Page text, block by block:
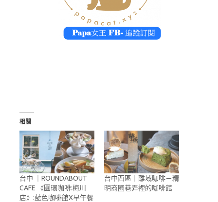
相關
台中 ｜ROUNDABOUT
CAFE 《圓環咖啡:梅川
店》:藍色咖啡館X早午餐
台中西區｜離域咖啡－精
明商圈巷弄裡的咖啡館